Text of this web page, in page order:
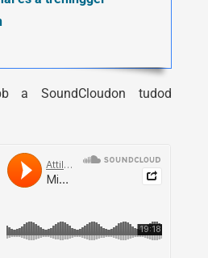
a SoundCloudon tudod